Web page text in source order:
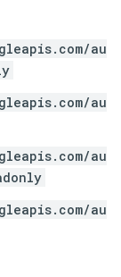
au
au
au
au